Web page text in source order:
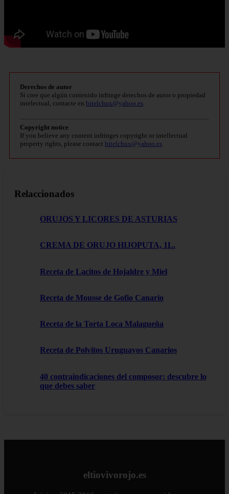
Derechos de autor
Si cree que algún contenido infringe derechos de autor o propiedad
intelectual, contacte en bitelchux@yahoo.es
Copyright notice
If you believe any content infringes copyright or intellectual
property rights, please contact bitelchux@yahoo.es
Relaccionados
ORUJOS Y LICORES DE ASTURIAS
CREMA DE ORUJO HIJOPUTA, 1L.
Receta de Lacitos de Hojaldre y Miel
Receta de Mousse de Gofio Canario
Receta de la Torta Loca Malagueña
Receta de Polvitos Uruguayos Canarios
40 contraindicaciones del composor: descubre lo
que debes saber
eltiovivorojo.es